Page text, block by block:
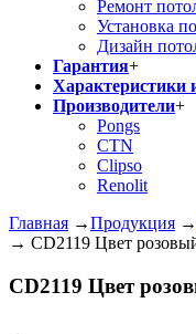
Ремонт
Установка
Дизайн
Гарантия+
Характеристики
Производители+
Pongs
CTN
Clipso
Renolit
Главная →Продукция →
→ CD2119 Цвет
CD2119 Цвет